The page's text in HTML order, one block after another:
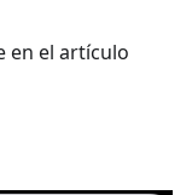
en el artículo